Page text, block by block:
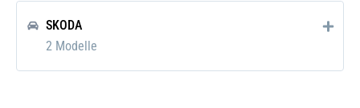
SKODA
2 Modelle